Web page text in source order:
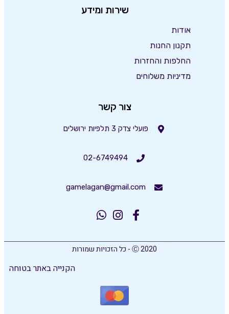
שירות ומידע
אודות
תקנון החנות
החלפות והחזרות
מדיניות משלוחים
צור קשר
פועלי צדק 3 תלפיות ירושלים
02-6749494
gamelagan@gmail.com
Ⓒ 2020 - כל הזכויות שמורות
הקנייה באתר בטוחה